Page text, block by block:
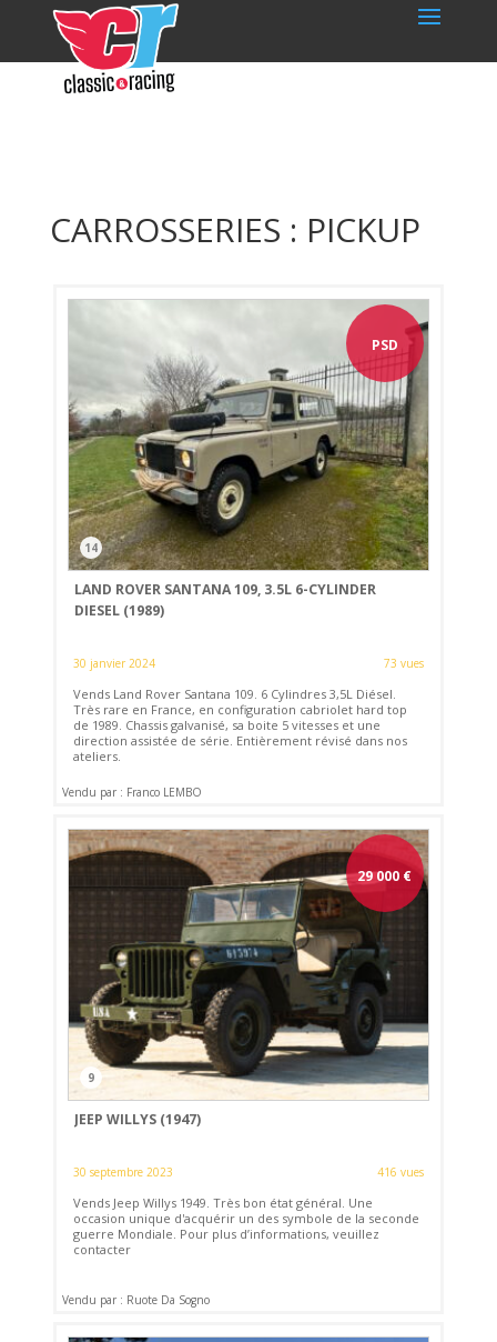
CARROSSERIES : PICKUP
PSD
14
LAND ROVER SANTANA 109, 3.5L 6-CYLINDER
DIESEL (1989)
30 janvier 2024 73 vues
Vends Land Rover Santana 109. 6 Cylindres 3,5L Diésel.
Très rare en France, en configuration cabriolet hard top
de 1989. Chassis galvanisé, sa boite 5 vitesses et une
direction assistée de série. Entièrement révisé dans nos
ateliers.
Vendu par : Franco LEMBO
29 000 €
9
JEEP WILLYS (1947)
30 septembre 2023 416 vues
Vends Jeep Willys 1949. Très bon état général. Une
occasion unique d'acquérir un des symbole de la seconde
guerre Mondiale. Pour plus d’informations, veuillez
contacter
Vendu par : Ruote Da Sogno